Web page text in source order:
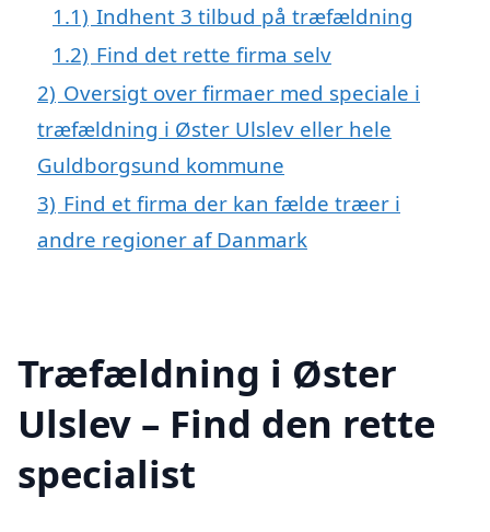
1.1) Indhent 3 tilbud på træfældning
1.2) Find det rette firma selv
2) Oversigt over firmaer med speciale i
træfældning i Øster Ulslev eller hele
Guldborgsund kommune
3) Find et firma der kan fælde træer i
andre regioner af Danmark
Træfældning i Øster
Ulslev – Find den rette
specialist